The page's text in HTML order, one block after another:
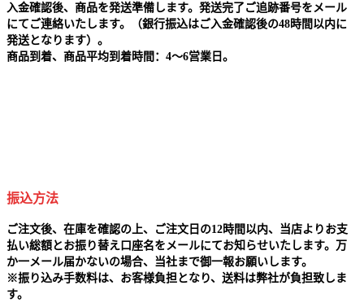
入金確認後、商品を発送準備します。発送完了ご追跡番号をメール
にてご連絡いたします。（銀行振込はご入金確認後の48時間以内に
発送となります）。
商品到着、商品平均到着時間：4～6営業日。
振込方法
ご注文後、在庫を確認の上、ご注文日の12時間以内、当店よりお支
払い総額とお振り替え口座名をメールにてお知らせいたします。万
か一メール届かないの場合、当社まで御一報お願いします。
※振り込み手数料は、お客様負担となり、送料は弊社が負担致しま
す。